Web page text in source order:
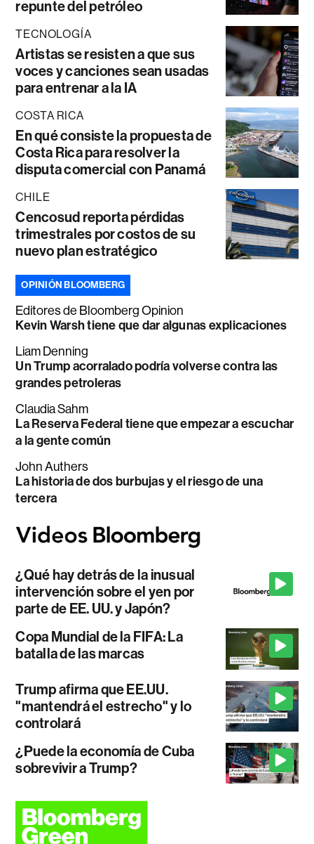
repunte del petróleo
TECNOLOGÍA
Artistas se resisten a que sus
voces y canciones sean usadas
para entrenar a la IA
COSTA RICA
En qué consiste la propuesta de
Costa Rica para resolver la
disputa comercial con Panamá
CHILE
Cencosud reporta pérdidas
trimestrales por costos de su
nuevo plan estratégico
OPINIÓN BLOOMBERG
Editores de Bloomberg Opinion
Kevin Warsh tiene que dar algunas explicaciones
Liam Denning
Un Trump acorralado podría volverse contra las
grandes petroleras
Claudia Sahm
La Reserva Federal tiene que empezar a escuchar
a la gente común
John Authers
La historia de dos burbujas y el riesgo de una
tercera
¿Qué hay detrás de la inusual
intervención sobre el yen por
parte de EE. UU. y Japón?
Copa Mundial de la FIFA: La
batalla de las marcas
Trump afirma que EE.UU.
"mantendrá el estrecho" y lo
controlará
¿Puede la economía de Cuba
sobrevivir a Trump?